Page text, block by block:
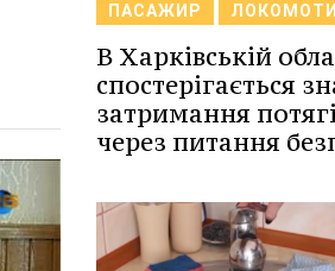
ПАСАЖИР
В Харківській
спостерігається
затримання
через питання